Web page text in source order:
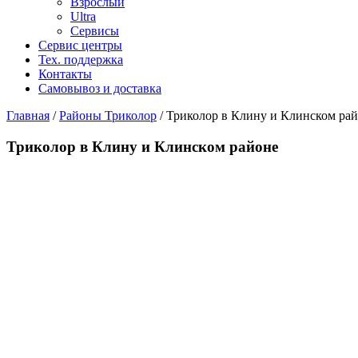
Ultra
Сервисы
Сервис центры
Тех. поддержка
Контакты
Самовывоз и доставка
Главная /Районы Триколор /Триколор в Клину и Клинском
Триколор в Клину и Клинском районе